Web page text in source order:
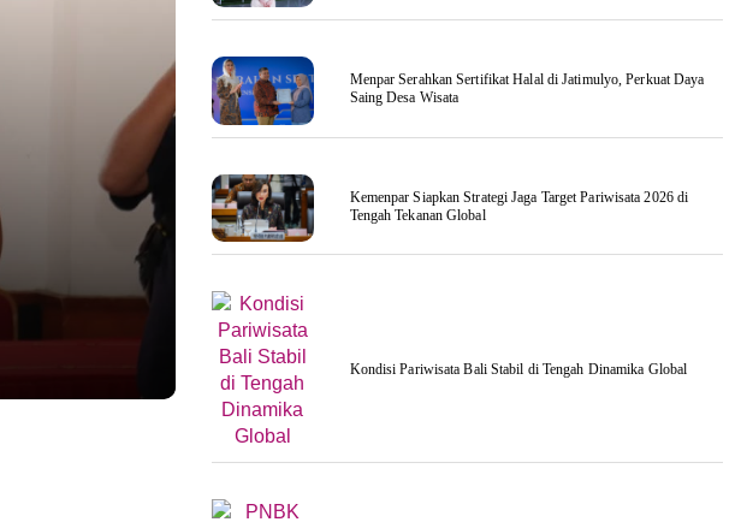
Menpar Serahkan Sertifikat Halal di Jatimulyo, Perkuat Daya
Saing Desa Wisata
Kemenpar Siapkan Strategi Jaga Target Pariwisata 2026 di
Tengah Tekanan Global
Kondisi Pariwisata Bali Stabil di Tengah Dinamika Global